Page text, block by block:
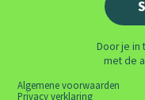
Door je in
met de
Algemene voorwaarden
Privacy verklaring